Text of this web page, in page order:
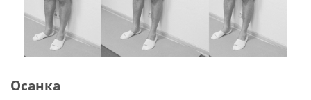
Осанка